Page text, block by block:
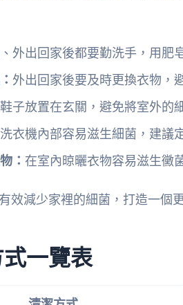
外出回家後都要勤洗手，用肥
外出回家後要及時更換衣物，
子放置在玄關，避免將室外的
洗衣機內部容易滋生細菌，建議
： 在室內晾曬衣物容易滋生黴
效減少家裡的細菌，打造一個
一覽表